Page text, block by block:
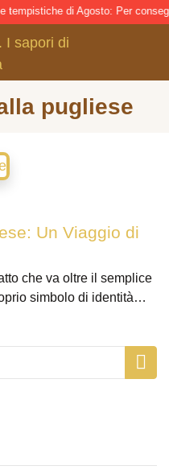
tempistiche di Agosto: Per
pugliese
Un Viaggio di
che va oltre il semplice
simbolo di identità…